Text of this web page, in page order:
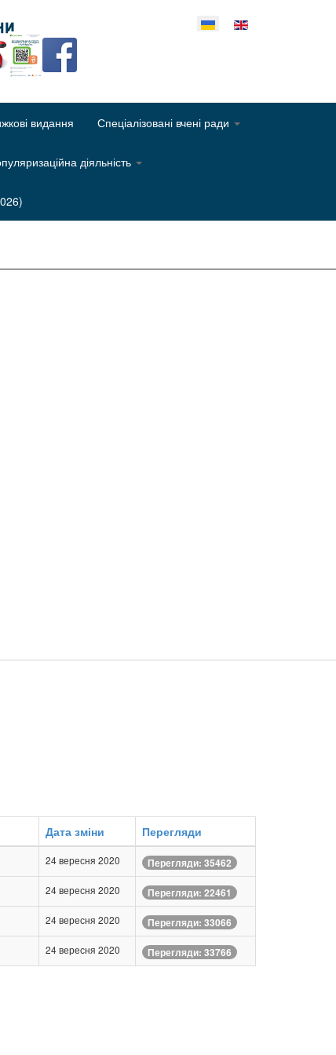
свою мову
видання Спеціалізовані вчені ради
діяльність
Дата зміни
Перегляди
24 вересня 2020 Перегляди: 35462
24 вересня 2020 Перегляди: 22461
24 вересня 2020 Перегляди: 33066
24 вересня 2020 Перегляди: 33766